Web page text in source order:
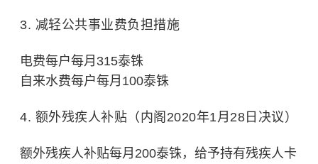
3. 减轻公共事业费负担措施
电费每户每月315泰铢
自来水费每户每月100泰铢
4. 额外残疾人补贴（内阁2020年1月28日决议）
额外残疾人补贴每月200泰铢，给予持有残疾人卡